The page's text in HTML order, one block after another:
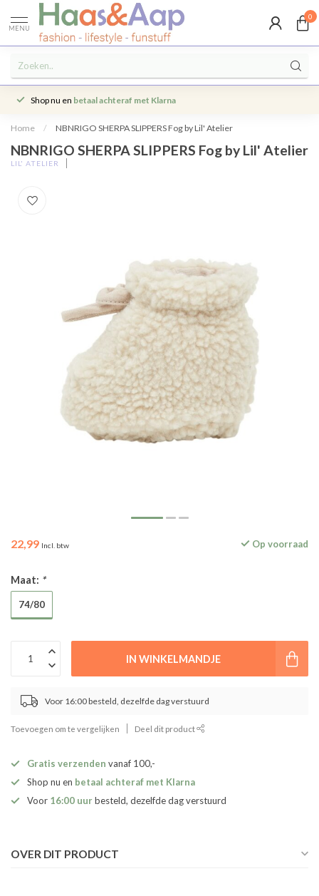
MENU
0
Shop nu en betaal achteraf met Klarna
Home / NBNRIGO SHERPA SLIPPERS Fog by Lil' Atelier
NBNRIGO SHERPA SLIPPERS Fog by Lil' Atelier
LIL' ATELIER
22,99 Incl. btw Op voorraad
Maat: *
74/80
IN WINKELMANDJE
Voor 16:00 besteld, dezelfde dag verstuurd
Toevoegen om te vergelijken Deel dit product
Gratis verzenden vanaf 100,-
Shop nu en betaal achteraf met Klarna
Voor 16:00 uurbesteld, dezelfde dag verstuurd
OVER DIT PRODUCT